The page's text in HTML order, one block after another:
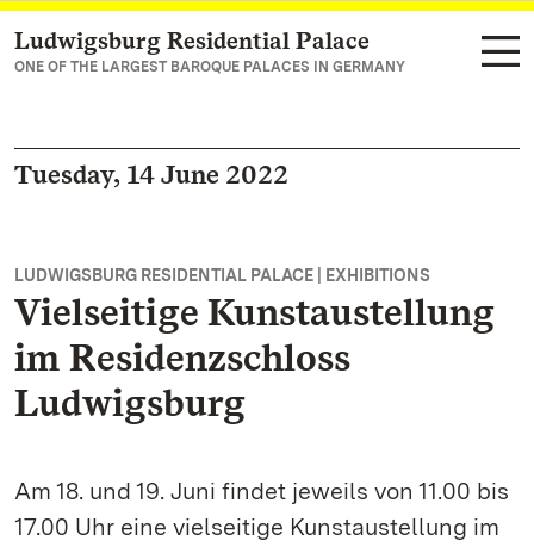
Navigate to main page
Ludwigsburg Residential Palace
ONE OF THE LARGEST BAROQUE PALACES IN GERMANY
Tuesday, 14 June 2022
LUDWIGSBURG RESIDENTIAL PALACE | EXHIBITIONS
Vielseitige Kunstaustellung
im Residenzschloss
Ludwigsburg
Am 18. und 19. Juni findet jeweils von 11.00 bis
17.00 Uhr eine vielseitige Kunstaustellung im